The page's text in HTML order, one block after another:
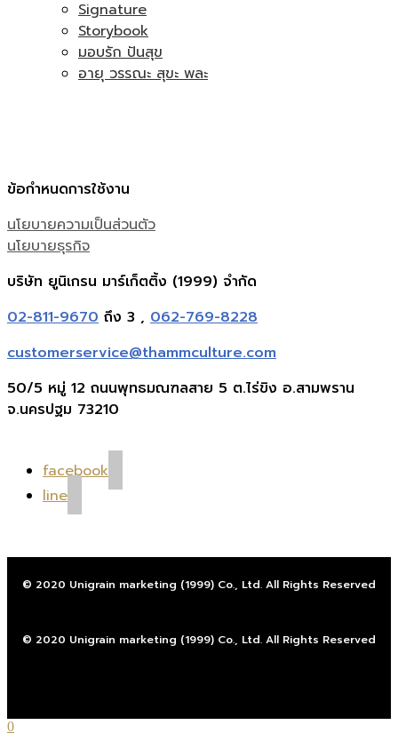
Signature
Storybook
มอบรัก ปันสุข
อายุ วรรณะ สุขะ พละ
ข้อกำหนดการใช้งาน
นโยบายความเป็นส่วนตัว
นโยบายธุรกิจ
บริษัท ยูนิเกรน มาร์เก็ตติ้ง (1999) จำกัด
02-811-9670 ถึง 3 , 062-769-8228
customerservice@thammculture.com
50/5 หมู่ 12 ถนนพุทธมณฑลสาย 5 ต.ไร่ขิง อ.สามพราน
จ.นครปฐม 73210
facebook
line
© 2020 Unigrain marketing (1999) Co., Ltd. All Rights Reserved
© 2020 Unigrain marketing (1999) Co., Ltd. All Rights Reserved
0